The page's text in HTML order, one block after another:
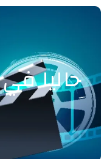
حاليا